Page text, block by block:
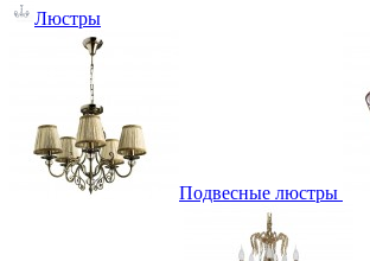
Люстры
Подвесные люстры